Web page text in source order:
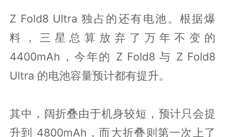
Z Fold8 Ultra 独占的还有电池。根据爆
料，三星总算放弃了万年不变的
4400mAh，今年的 Z Fold8 与 Z Fold8
Ultra 的电池容量预计都有提升。
其中，阔折叠由于机身较短，预计只会提
升到 4800mAh，而大折叠则第一次上了